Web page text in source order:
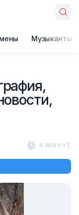
Музыканты
6 МИНУТ